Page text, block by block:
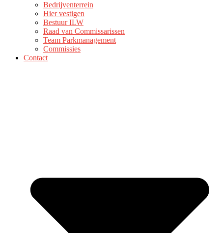
Bedrijventerrein
Hier vestigen
Bestuur ILW
Raad van Commissarissen
Team Parkmanagement
Commissies
Contact